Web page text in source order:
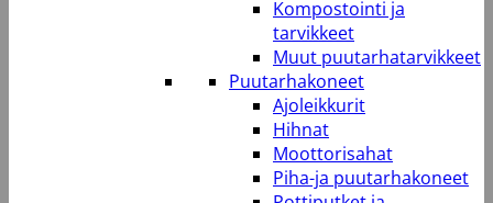
Kompostointi ja
tarvikkeet
Muut puutarhatarvikkeet
Puutarhakoneet
Ajoleikkurit
Hihnat
Moottorisahat
Piha-ja puutarhakoneet